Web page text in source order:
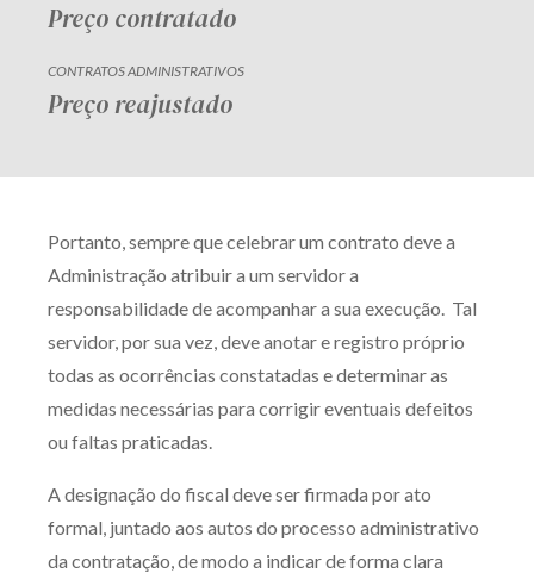
Telefone (41) 2109-8666
Preço contratado
CONTRATOS ADMINISTRATIVOS
Preço reajustado
Portanto, sempre que celebrar um contrato deve a
Administração atribuir a um servidor a
responsabilidade de acompanhar a sua execução. Tal
servidor, por sua vez, deve anotar e registro próprio
todas as ocorrências constatadas e determinar as
medidas necessárias para corrigir eventuais defeitos
ou faltas praticadas.
A designação do fiscal deve ser firmada por ato
formal, juntado aos autos do processo administrativo
da contratação, de modo a indicar de forma clara